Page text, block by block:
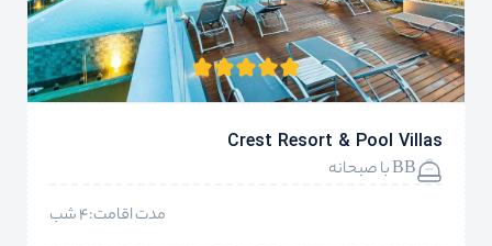
Crest Resort & Pool Villas
BB با صبحانه
مدت اقامت:4 شب